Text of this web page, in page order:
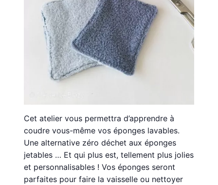
Cet atelier vous permettra d’apprendre à
coudre vous-même vos éponges lavables.
Une alternative zéro déchet aux éponges
jetables … Et qui plus est, tellement plus jolies
et personnalisables ! Vos éponges seront
parfaites pour faire la vaisselle ou nettoyer